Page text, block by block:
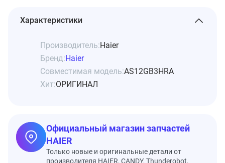
Характеристики
Производитель:Haier
Бренд:Haier
Совместимая модель:AS12GB3HRA
Хит:ОРИГИНАЛ
Официальный магазин запчастей
HAIER
Только новые и оригинальные детали от
производителя HAIER, CANDY, Thunderobot,